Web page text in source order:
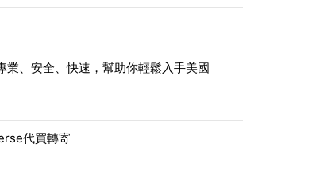
、安全、快速，幫助你輕鬆入手美國
代買轉寄